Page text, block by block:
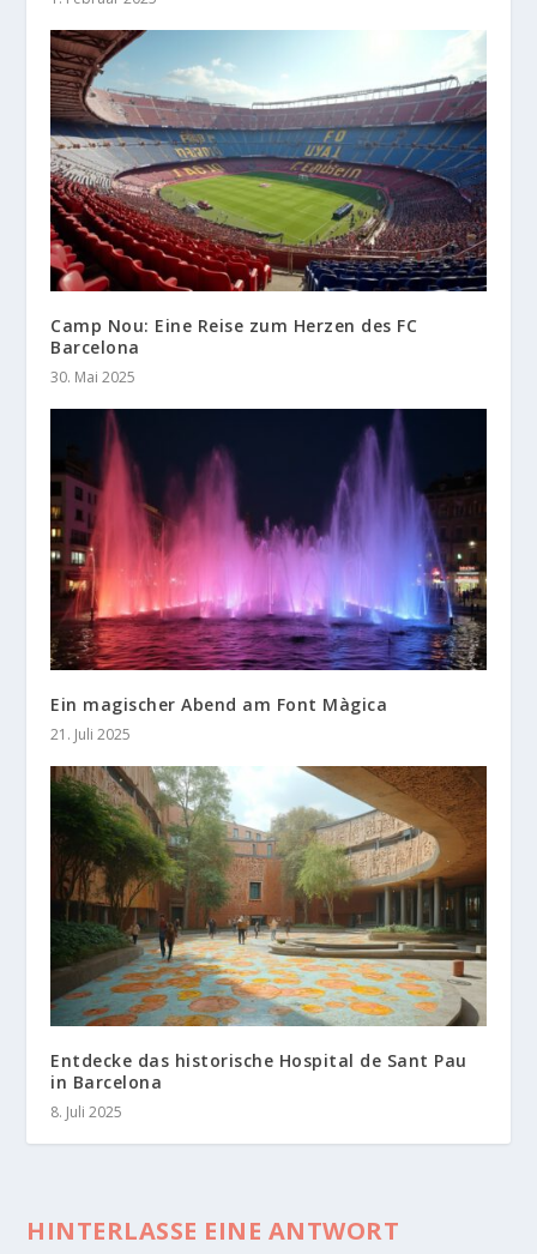
Camp Nou: Eine Reise zum Herzen des FC
Barcelona
30. Mai 2025
Ein magischer Abend am Font Màgica
21. Juli 2025
Entdecke das historische Hospital de Sant Pau
in Barcelona
8. Juli 2025
HINTERLASSE EINE ANTWORT